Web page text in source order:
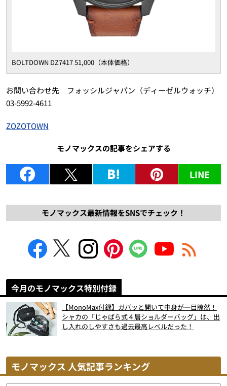
BOLTDOWN DZ7417 51,000（本体価格）
お問い合わせ先 フォッシルジャパン（ディーゼルウォッチ）
03-5992-4611
ZOZOTOWN
モノマックスの記事をシェアする
LINE
モノマックス最新情報をSNSでチェック！
今月のモノマックス特別付録
【MonoMax付録】ガバッと開いて中身が一目瞭然！
シャカの「じゃばら式４層ショルダーバッグ」は、出
し入れのしやすさも過去最高レベルだった！
モノマックス 人気記事ランキング